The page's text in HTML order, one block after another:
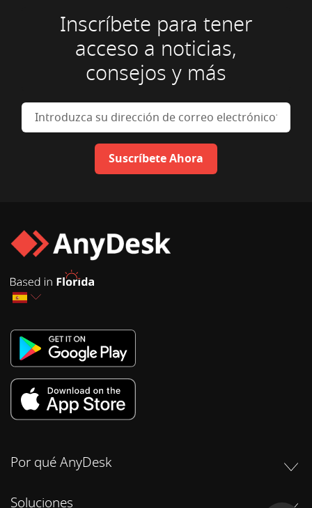
Inscríbete para tener
acceso a noticias,
consejos y más
Introduzca su dirección de
Suscríbete Ahora
Por qué AnyDesk
Soluciones